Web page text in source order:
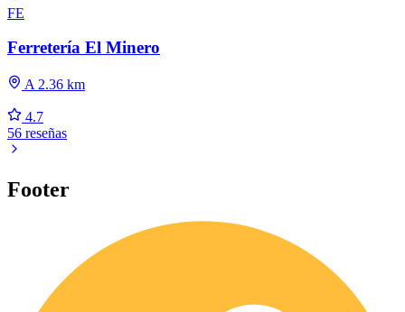
FE
Ferretería El Minero
A 2.36 km
4.7
56 reseñas
Footer